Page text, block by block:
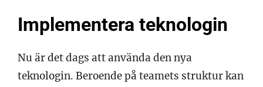
Implementera teknologin
Nu är det dags att använda den nya
teknologin. Beroende på teamets struktur kan